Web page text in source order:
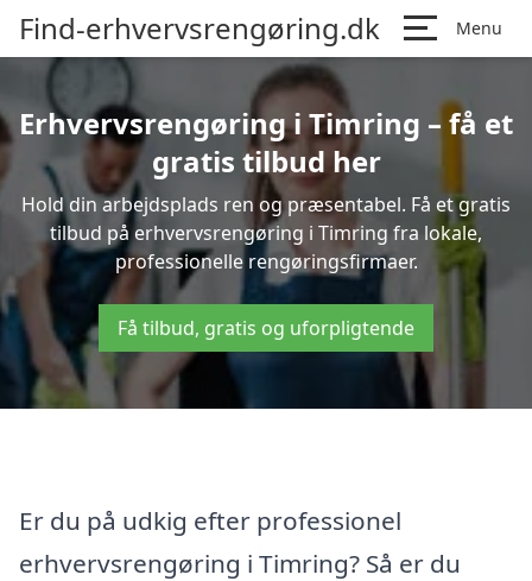
Find-erhvervsrengøring.dk Menu
Erhvervsrengøring i Timring – få et
gratis tilbud her
Hold din arbejdsplads ren og præsentabel. Få et gratis
tilbud på erhvervsrengøring i Timring fra lokale,
professionelle rengøringsfirmaer.
Få tilbud, gratis og uforpligtende
Er du på udkig efter professionel
erhvervsrengøring i Timring? Så er du